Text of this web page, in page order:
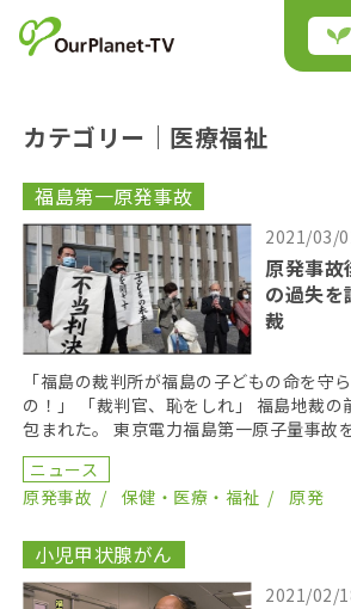
カテゴリー｜医療福祉
福島第一原発事故
2021/03/
原発事
の過失
裁
「福島の裁判所が福島の子どもの命を守
の！」 「裁判官、恥をしれ」 福島地裁の
包まれた。 東京電力福島第一原子量事故
子どもと保護者が、事故後に適切な情報
ニュース
原発事故
保健・医療・福祉 原発
小児甲状腺がん
2021/02/